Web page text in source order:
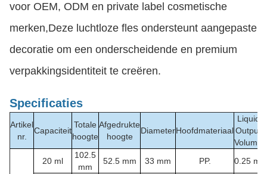
voor OEM, ODM en private label cosmetische
merken,Deze luchtloze fles ondersteunt aangepaste
decoratie om een onderscheidende en premium
verpakkingsidentiteit te creëren.
Specificaties
Artikel
nr.
Capaciteit
Totale
hoogte
Afgedrukte
hoogte
DiameterHoofdmateriaal
Liquid
Output
Volume
20 ml
102.5
mm
52.5 mm 33 mm PP. 0.25 ml